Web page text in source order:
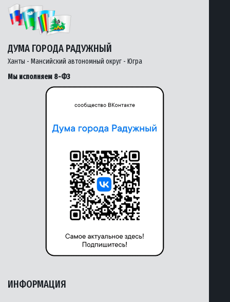
ДУМА ГОРОДА РАДУЖНЫЙ
Ханты - Мансийский автономный округ - Югра
Мы исполняем 8-ФЗ
ИНФОРМАЦИЯ